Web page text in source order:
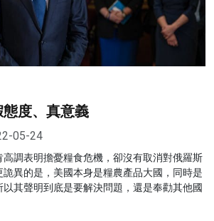
度、真意義
05-24
調表明擔憂糧食危機，卻沒有取消對俄羅斯
異的是，美國本身是糧農產品大國，同時是
其聲明到底是要解決問題，還是奉勸其他國